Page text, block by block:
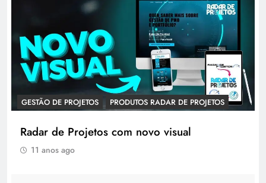
GESTÃO DE PROJETOS PRODUTOS RADAR DE PROJETOS
Radar de Projetos com novo visual
11 anos ago